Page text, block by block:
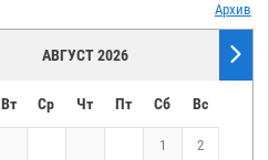
Архив
АВГУСТ 2026
Вт Ср Чт Пт Сб Вс
1 2